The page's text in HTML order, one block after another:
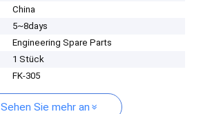
China
5~8days
Engineering Spare Parts
1 Stück
FK-305
Sehen Sie mehr an